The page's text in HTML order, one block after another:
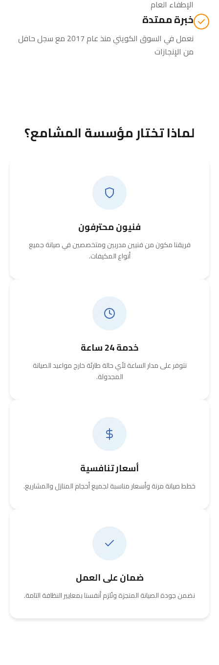
الإطفاء العام
خبرة ممتدة
نعمل في السوق الكويتي منذ عام 2017 مع سجل حافل
من الإنجازات
لماذا تختار مؤسسة المشامع؟
فنيون محترفون
فريقنا مكون من فنيين مدربين ومتخصصين في صيانة جميع
أنواع المكيفات.
خدمة 24 ساعة
نتوفر على مدار الساعة لأي حالة طارئة خارج مواعيد الصيانة
المجدولة.
أسعار تنافسية
خطط صيانة مرنة وأسعار مناسبة لجميع أحجام المنازل والمشاريع.
ضمان على العمل
نضمن جودة الصيانة المنجزة ونُلزم أنفسنا بمعايير النظافة التامة.